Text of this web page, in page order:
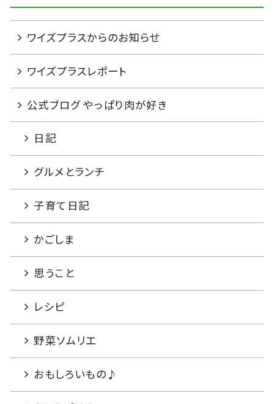
ワイズプラスからのお知らせ
ワイズプラスレポート
公式ブログ やっぱり肉が好き
日記
グルメとランチ
子育て日記
かごしま
思うこと
レシピ
野菜ソムリエ
おもしろいもの♪